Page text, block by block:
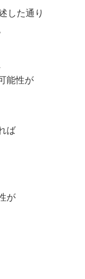
した通り
能性が
ば
が